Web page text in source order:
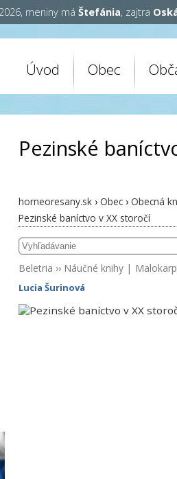
meniny má Štefánia, zajtra
Úvod Obec
Pezinské
horneoresany.sk › Obec › Obecná
Pezinské baníctvo v XX storočí
Beletria ›› Náučné knihy |
Lucia Šurinová